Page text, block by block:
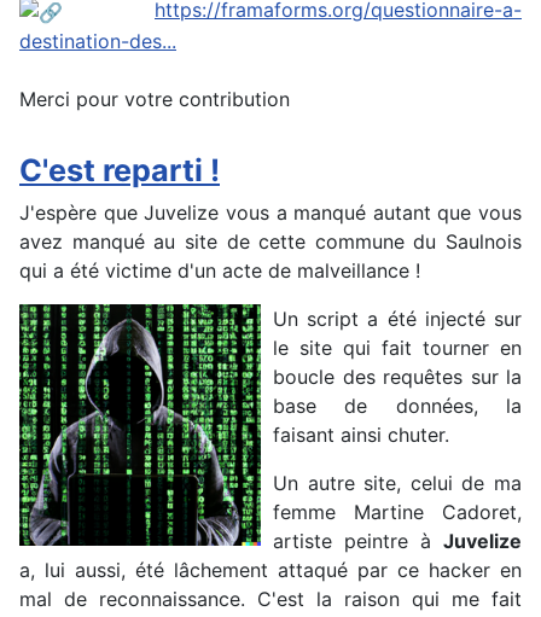
https://framaforms.org/questionnaire-a-
destination-des...
Merci pour votre contribution
C'est reparti !
J'espère que Juvelize vous a manqué autant que vous
avez manqué au site de cette commune du Saulnois
qui a été victime d'un acte de malveillance !
Un script a été injecté sur
le site qui fait tourner en
boucle des requêtes sur la
base de données, la
faisant ainsi chuter.
Un autre site, celui de ma
femme Martine Cadoret,
artiste peintre à Juvelize
a, lui aussi, été lâchement attaqué par ce hacker en
mal de reconnaissance. C'est la raison qui me fait